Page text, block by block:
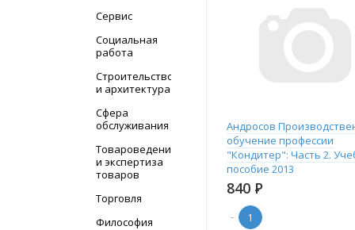
Сервис
Социальная
работа
Строительство
и архитектура
Сфера
обслуживания
Товароведение
и экспертиза
товаров
Торговля
Философия
Андросов
обучение профессии
"Кондитер": Часть 2.
пособие 2013
840 Р
-